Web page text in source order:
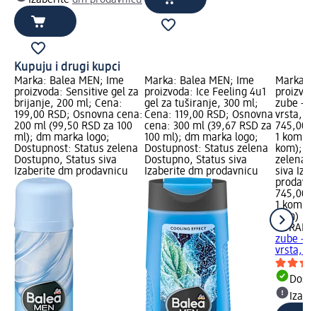
Kupuju i drugi kupci
Marka: Balea MEN; Ime
proizvoda: Sensitive gel za
brijanje, 200 ml; Cena:
199,00 RSD; Osnovna cena:
200 ml (99,50 RSD za 100
ml); dm marka logo;
Dostupnost: Status zelena
Dostupno, Status siva
Izaberite dm prodavnicu
Marka: Balea MEN; Ime
proizvoda: Ice Feeling 4u1
gel za tuširanje, 300 ml;
Cena: 119,00 RSD; Osnovna
cena: 300 ml (39,67 RSD za
100 ml); dm marka logo;
Dostupnost: Status zelena
Dostupno, Status siva
Izaberite dm prodavnicu
Marka:
zube -
vrsta, 1
745,00
1 kom
kom);
zelena
siva
745,00
1 kom
kom)
zube -
vrsta, 1